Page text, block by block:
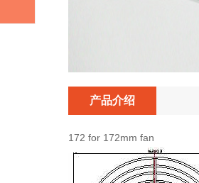
产品介绍
172 for 172mm fan